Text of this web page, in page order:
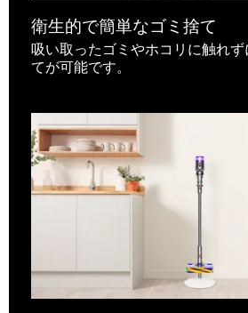
衛生的で簡単なゴミ捨て
吸い取ったゴミやホコリに触れ
てが可能です。